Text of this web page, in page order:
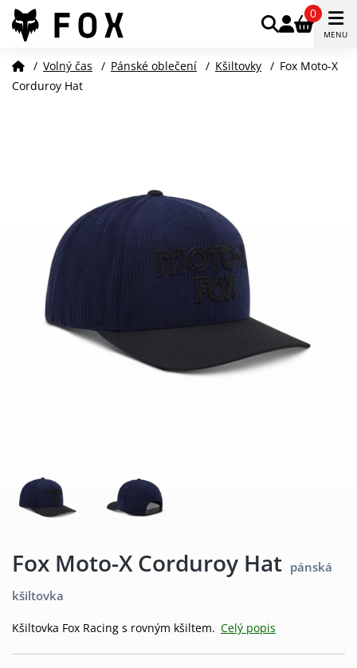
0
MENU
/ Volný čas / Pánské oblečení / Kšiltovky / Fox Moto-X
Corduroy Hat
Fox Moto-X Corduroy Hat pánská
kšiltovka
Kšiltovka Fox Racing s rovným kšiltem. Celý popis